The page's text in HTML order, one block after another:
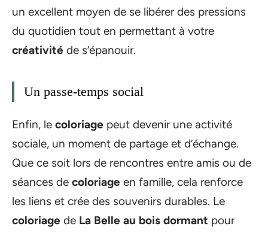
un excellent moyen de se libérer des pressions
du quotidien tout en permettant à votre
créativité de s’épanouir.
Un passe-temps social
Enfin, le coloriage peut devenir une activité
sociale, un moment de partage et d’échange.
Que ce soit lors de rencontres entre amis ou de
séances de coloriage en famille, cela renforce
les liens et crée des souvenirs durables. Le
coloriage de La Belle au bois dormant pour